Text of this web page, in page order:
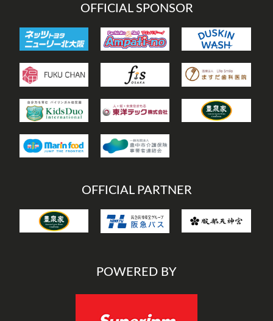
OFFICIAL SPONSOR
OFFICIAL PARTNER
POWERED BY